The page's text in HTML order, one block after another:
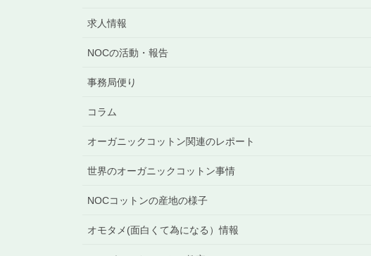
求人情報
NOCの活動・報告
事務局便り
コラム
オーガニックコットン関連のレポート
世界のオーガニックコットン事情
NOCコットンの産地の様子
オモタメ(面白くて為になる）情報